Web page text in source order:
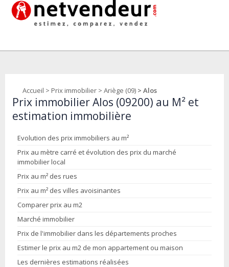
Accueil > Prix immobilier > Ariège (09) > Alos
Prix immobilier Alos (09200) au M² et
estimation immobilière
Evolution des prix immobiliers au m²
Prix au mètre carré et évolution des prix du marché
immobilier local
Prix au m² des rues
Prix au m² des villes avoisinantes
Comparer prix au m2
Marché immobilier
Prix de l'immobilier dans les départements proches
Estimer le prix au m2 de mon appartement ou maison
Les dernières estimations réalisées